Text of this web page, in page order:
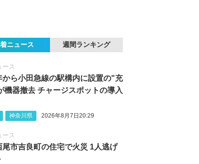
ニュース 週間ランキング
ース
から小田急線の駅構内に設置の"充
機器撤去 チャージスポットの導入
神奈川県 2026年8月7日20:29
ース
尾市吉良町の住宅で火災 1人逃げ